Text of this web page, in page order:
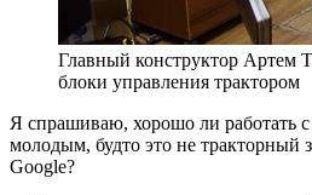
Главный конструктор Артем
блоки управления трактором
Я спрашиваю, хорошо ли работать с
молодым, будто это не тракторный
Google?